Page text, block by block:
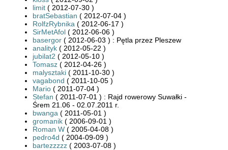
limit ( 2012-07-30 )
bratSebastian ( 2012-07-04 )
RolfzRybnika ( 2012-06-17 )
SirMetAfol ( 2012-06-06 )
basergor ( 2012-06-03 ) : Pętla przez Pleszew
analityk ( 2012-05-22 )
jubilat2 ( 2012-05-10 )
Tomasz ( 2012-04-26 )
malysztaki ( 2011-10-30 )
vagabond ( 2011-10-05 )
Mario ( 2011-07-04 )
Stefan ( 2011-07-01 ) : Rajd rowerowy Suwałki -
Śrem 21.06 - 02.07.2011 r.
bwanga ( 2011-05-01 )
gromanik ( 2006-09-01 )
Roman W ( 2005-04-08 )
pedro4d ( 2004-09-09 )
bartezzzzz ( 2003-07-08 )